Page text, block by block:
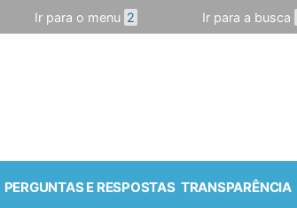
Ir para o menu 2 Ir para a busca
PERGUNTAS E RESPOSTAS TRANSPARÊNCIA